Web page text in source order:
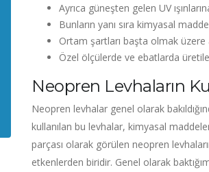
Ayrıca güneşten gelen UV
Bunların yanı sıra kimyasal
Ortam şartları başta olmak üzere
Özel ölçülerde ve ebatlarda
Neopren Levhaların
Neopren levhalar genel olarak
kullanılan bu levhalar, kimyasal
parçası olarak görülen neopren
etkenlerden biridir. Genel olarak